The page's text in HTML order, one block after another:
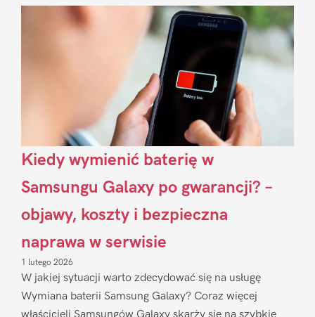
Sidebar
Kiedy wymienić baterię w
Samsungu Galaxy po gwarancji? –
objawy, koszty i bezpieczna
naprawa w serwisie
1 lutego 2026
W jakiej sytuacji warto zdecydować się na usługę
Wymiana baterii Samsung Galaxy? Coraz więcej